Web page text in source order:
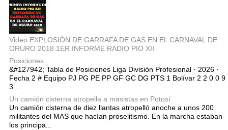
Video EXPLOSIÓN DE GARRAFA DE GAS EN EL CARNAVAL DE
ORURO 2018 1ER INFORME RADIO PIO XII
Posiciones
&#127942; Tabla de Posiciones Liga División Profesional · 2026 ·
Fecha 2 # Equipo PJ PG PE PP GF GC DG PTS 1 Bolívar 2 2 0 0 9
3 ...
Un camión cisterna atropella a masistas en Potosí
Un camión cisterna de diez llantas atropelló anoche a unos 200
militantes del MAS que hacían proselitismo. En la marcha estaban
los principa...